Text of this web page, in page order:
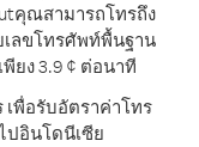
คุณสามารถโทรถึง
เลขโทรศัพท์พื้นฐาน
ยง 3.9 ¢ ต่อนาที
พื่อรับอัตราค่าโทร
ปอินโดนีเซีย